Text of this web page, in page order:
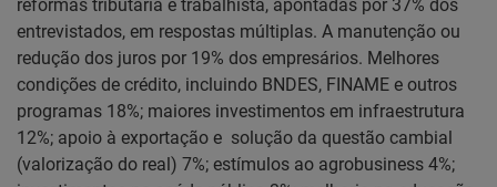
reformas tributária e trabalhista, apontadas por 37% dos
entrevistados, em respostas múltiplas. A manutenção ou
redução dos juros por 19% dos empresários. Melhores
condições de crédito, incluindo BNDES, FINAME e outros
programas 18%; maiores investimentos em infraestrutura
12%; apoio à exportação e solução da questão cambial
(valorização do real) 7%; estímulos ao agrobusiness 4%;